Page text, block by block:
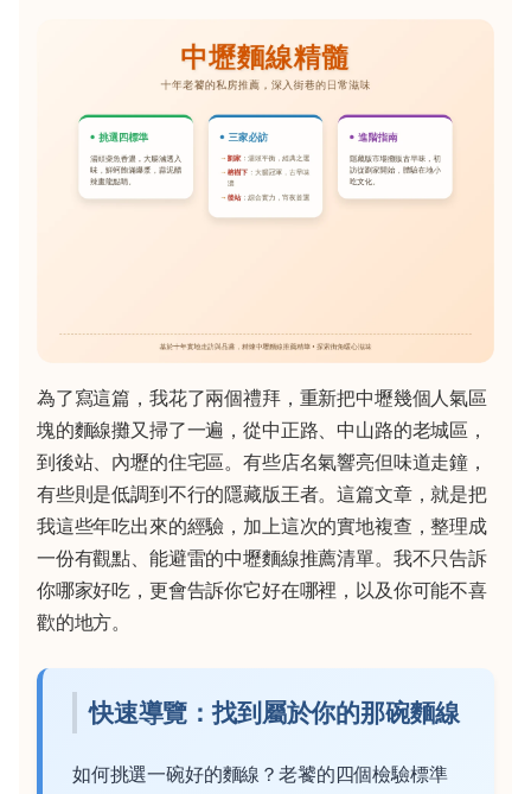
為了寫這篇，我花了兩個禮拜，重新把中壢幾個人氣區
塊的麵線攤又掃了一遍，從中正路、中山路的老城區，
到後站、內壢的住宅區。有些店名氣響亮但味道走鐘，
有些則是低調到不行的隱藏版王者。這篇文章，就是把
我這些年吃出來的經驗，加上這次的實地複查，整理成
一份有觀點、能避雷的中壢麵線推薦清單。我不只告訴
你哪家好吃，更會告訴你它好在哪裡，以及你可能不喜
歡的地方。
快速導覽：找到屬於你的那碗麵線
如何挑選一碗好的麵線？老饕的四個檢驗標準